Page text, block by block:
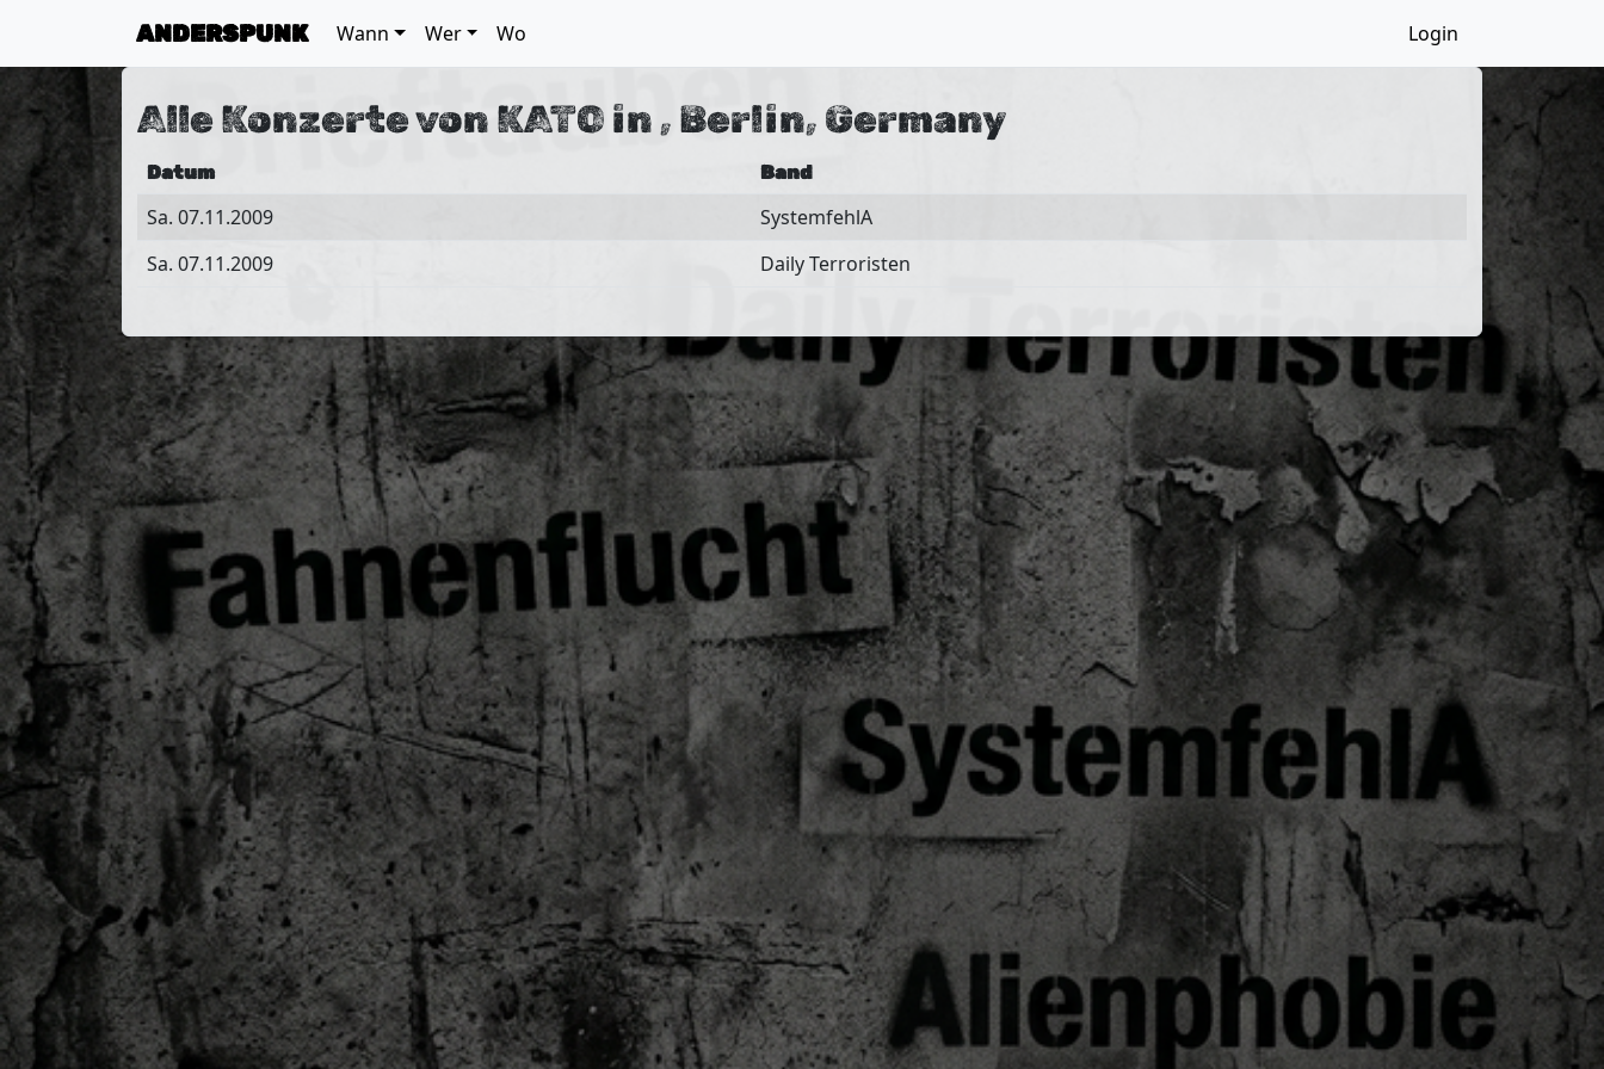
ANDERSPUNK Wann Wer Wo Login
Alle Konzerte von KATO in , Berlin, Germany
Datum Band
Sa. 07.11.2009
SystemfehlA
Sa. 07.11.2009
Daily Terroristen